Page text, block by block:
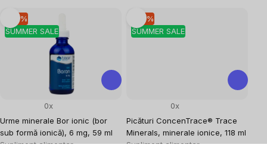
SUMMER SALE
–10 %
Urme minerale Bor ionic (bor
sub formă ionică), 6 mg, 59 ml
Supliment alimentar
0x
SUMMER SALE
–10 %
Picături ConcenTrace® Trace
Minerals, minerale ionice, 118 ml
Supliment alimentar
0x